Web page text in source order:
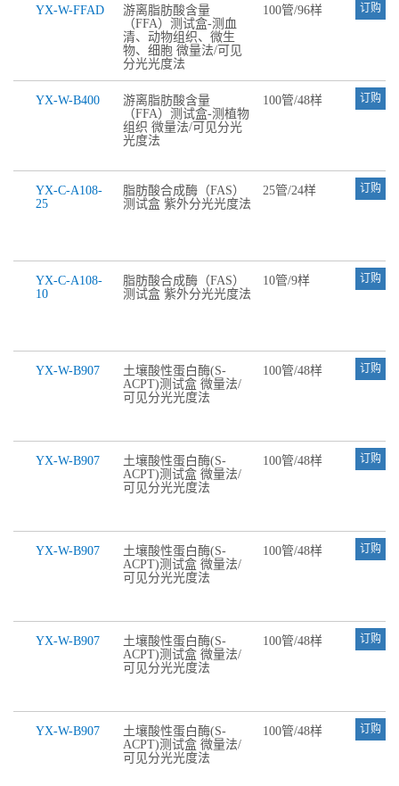
YX-W-FFAD
游离脂肪酸含量
（FFA）测试盒-测血
清、动物组织、微生
物、细胞 微量法/可见
分光光度法
100管/96样 订购
YX-W-B400
游离脂肪酸含量
（FFA）测试盒-测植物
组织 微量法/可见分光
光度法
100管/48样 订购
YX-C-A108-
25
脂肪酸合成酶（FAS）
测试盒 紫外分光光度法
25管/24样 订购
YX-C-A108-
10
脂肪酸合成酶（FAS）
测试盒 紫外分光光度法
10管/9样 订购
YX-W-B907
土壤酸性蛋白酶(S-
ACPT)测试盒 微量法/
可见分光光度法
100管/48样 订购
YX-W-B907
土壤酸性蛋白酶(S-
ACPT)测试盒 微量法/
可见分光光度法
100管/48样 订购
YX-W-B907
土壤酸性蛋白酶(S-
ACPT)测试盒 微量法/
可见分光光度法
100管/48样 订购
YX-W-B907
土壤酸性蛋白酶(S-
ACPT)测试盒 微量法/
可见分光光度法
100管/48样 订购
YX-W-B907
土壤酸性蛋白酶(S-
ACPT)测试盒 微量法/
可见分光光度法
100管/48样 订购